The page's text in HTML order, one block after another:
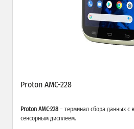
Proton AMC-228
Proton AMC-228 – терминал сбора данных с
сенсорным дисплеем.